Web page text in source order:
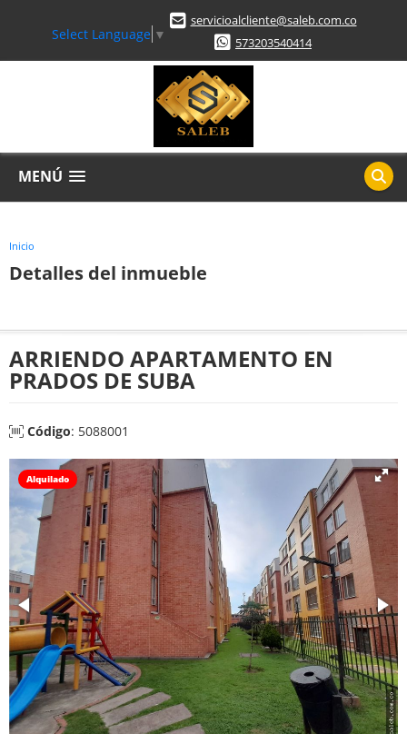
Select Language ▼
servicioalcliente@saleb.com.co
573203540414
MENÚ
Inicio
Detalles del inmueble
ARRIENDO APARTAMENTO EN
PRADOS DE SUBA
Código: 5088001
Alquilado